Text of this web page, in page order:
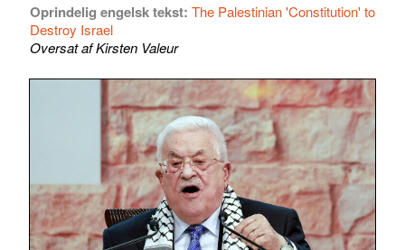
Oprindelig engelsk tekst: The Palestinian 'Constitution' to
Destroy Israel
Oversat af Kirsten Valeur